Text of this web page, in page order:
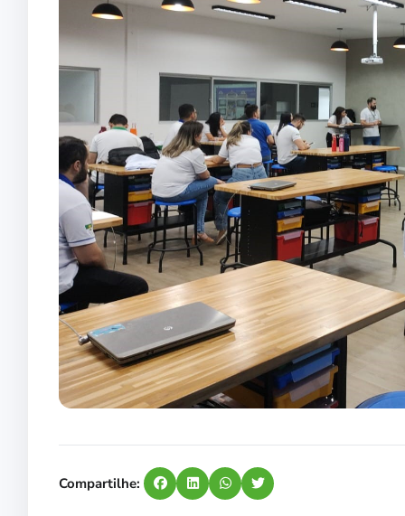
Compartilhe: